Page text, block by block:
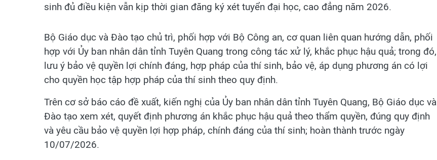
sinh đủ điều kiện vẫn kịp thời gian đăng ký xét tuyển đại học, cao đẳng năm 2026.
Bộ Giáo dục và Đào tạo chủ trì, phối hợp với Bộ Công an, cơ quan liên quan hướng dẫn, phối
hợp với Ủy ban nhân dân tỉnh Tuyên Quang trong công tác xử lý, khắc phục hậu quả; trong đó,
lưu ý bảo vệ quyền lợi chính đáng, hợp pháp của thí sinh, bảo vệ, áp dụng phương án có lợi
cho quyền học tập hợp pháp của thí sinh theo quy định.
Trên cơ sở báo cáo đề xuất, kiến nghị của Ủy ban nhân dân tỉnh Tuyên Quang, Bộ Giáo dục và
Đào tạo xem xét, quyết định phương án khắc phục hậu quả theo thẩm quyền, đúng quy định
và yêu cầu bảo vệ quyền lợi hợp pháp, chính đáng của thí sinh; hoàn thành trước ngày
10/07/2026.